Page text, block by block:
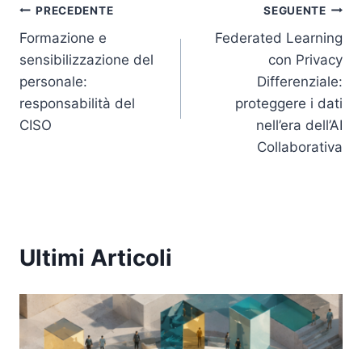
Navigazione
articoli
PRECEDENTE
Formazione e
sensibilizzazione del
personale:
responsabilità del
CISO
SEGUENTE
Federated Learning
con Privacy
Differenziale:
proteggere i dati
nell’era dell’AI
Collaborativa
Ultimi Articoli